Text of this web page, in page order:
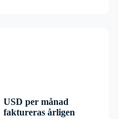
USD per månad
faktureras årligen